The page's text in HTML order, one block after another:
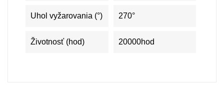
Uhol vyžarovania (°) 270°
Životnosť (hod) 20000hod